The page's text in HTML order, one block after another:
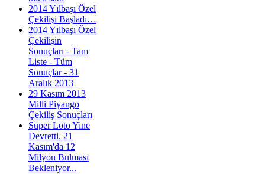
2014 Yılbaşı Özel
Çekilişi Başladı…
2014 Yılbaşı Özel
Çekilişin
Sonuçları - Tam
Liste - Tüm
Sonuçlar - 31
Aralık 2013
29 Kasım 2013
Milli Piyango
Çekiliş Sonuçları
Süper Loto Yine
Devretti. 21
Kasım'da 12
Milyon Bulması
Bekleniyor...